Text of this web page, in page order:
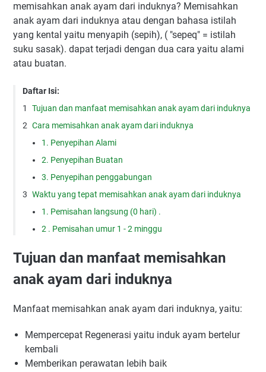
memisahkan anak ayam dari induknya? Memisahkan
anak ayam dari induknya atau dengan bahasa istilah
yang kental yaitu menyapih (sepih), ( "sepeq" = istilah
suku sasak). dapat terjadi dengan dua cara yaitu alami
atau buatan.
Daftar Isi:
Tujuan dan manfaat memisahkan anak ayam dari induknya
Cara memisahkan anak ayam dari induknya
1. Penyepihan Alami
2. Penyepihan Buatan
3. Penyepihan penggabungan
Waktu yang tepat memisahkan anak ayam dari induknya
1. Pemisahan langsung (0 hari) .
2 . Pemisahan umur 1 - 2 minggu
Tujuan dan manfaat memisahkan
anak ayam dari induknya
Manfaat memisahkan anak ayam dari induknya, yaitu:
Mempercepat Regenerasi yaitu induk ayam bertelur
kembali
Memberikan perawatan lebih baik